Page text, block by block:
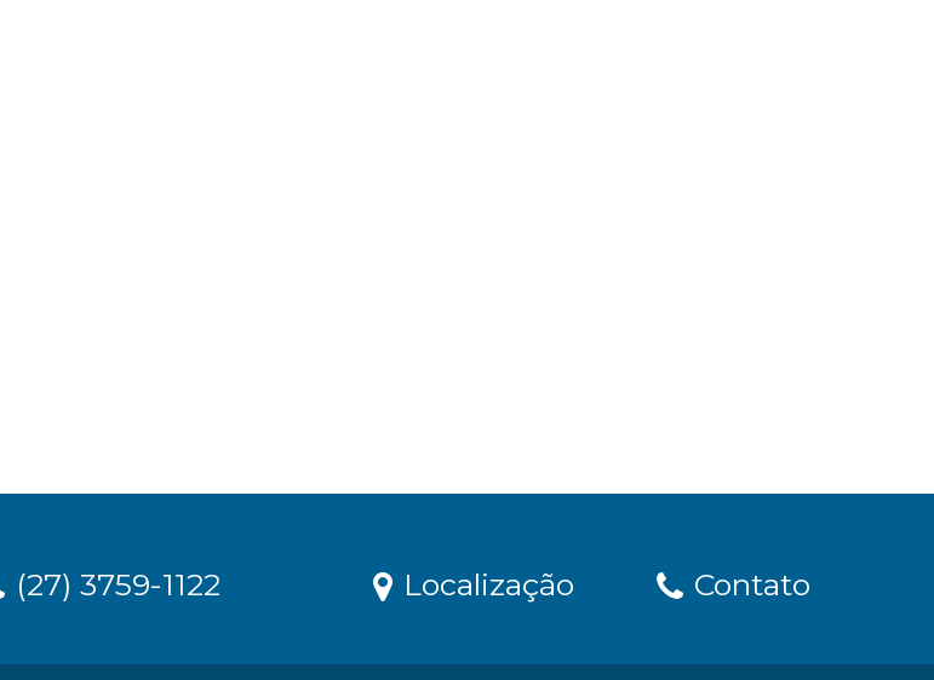
(27) 3759-1122 Localização Contato